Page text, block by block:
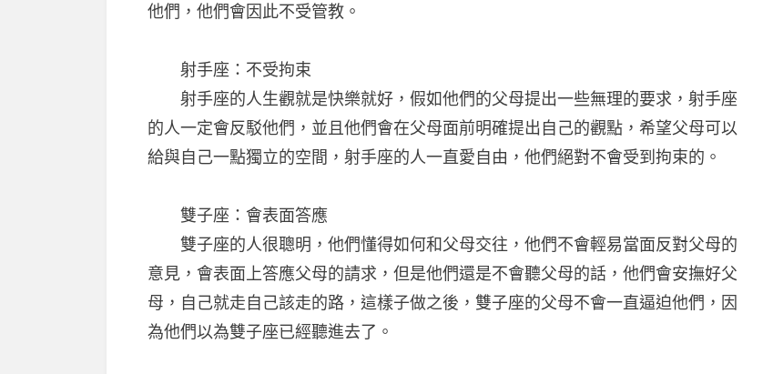
他們，他們會因此不受管教。
射手座：不受拘束
射手座的人生觀就是快樂就好，假如他們的父母提出一些無理的要求，射手座
的人一定會反駁他們，並且他們會在父母面前明確提出自己的觀點，希望父母可以
給與自己一點獨立的空間，射手座的人一直愛自由，他們絕對不會受到拘束的。
雙子座：會表面答應
雙子座的人很聰明，他們懂得如何和父母交往，他們不會輕易當面反對父母的
意見，會表面上答應父母的請求，但是他們還是不會聽父母的話，他們會安撫好父
母，自己就走自己該走的路，這樣子做之後，雙子座的父母不會一直逼迫他們，因
為他們以為雙子座已經聽進去了。